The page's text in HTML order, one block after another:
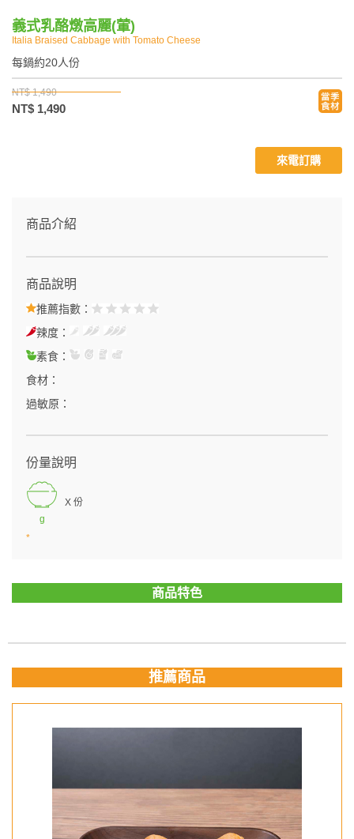
義式乳酪燉高麗(葷)
Italia Braised Cabbage with Tomato Cheese
每鍋約20人份
NT$ 1,490
NT$ 1,490
商品介紹
商品說明
推薦指數：
辣度：
素食：
食材：
過敏原：
份量說明
g
X 份
*
來電訂購
商品特色
推薦商品